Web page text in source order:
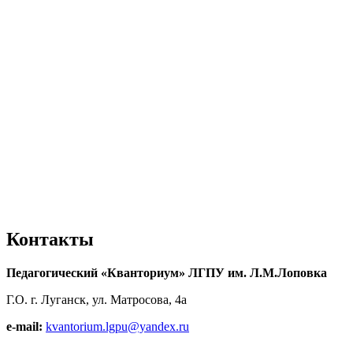
Контакты
Педагогический «Кванториум» ЛГПУ им. Л.М.Лоповка
Г.О. г. Луганск, ул. Матросова, 4а
e-mail: kvantorium.lgpu@yandex.ru